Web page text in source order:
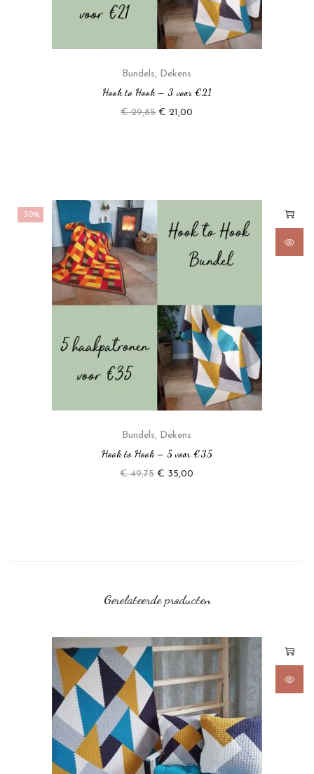
Bundels, Dekens
Hook to Hook – 3 voor €21
€29,85 € 21,00
-30%
Bundels, Dekens
Hook to Hook – 5 voor €35
€49,75 € 35,00
Gerelateerde producten